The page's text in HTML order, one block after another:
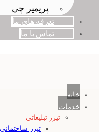
پریمیر چی
تعرفه های ما
تماس با ما
خانه
خدمات
تیزر تبلیغاتی
تیزر ساختمانی